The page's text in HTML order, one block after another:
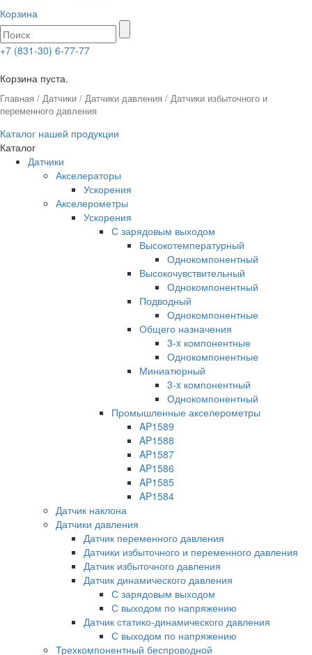
Корзина
+7 (831-30) 6-77-77
Корзина пуста.
Главная / Датчики / Датчики давления / Датчики избыточного и
переменного давления
Каталог нашей продукции
Каталог
Датчики
Акселераторы
Ускорения
Акселерометры
Ускорения
С зарядовым выходом
Высокотемпературный
Однокомпонентный
Высокочувствительный
Однокомпонентный
Подводный
Однокомпонентные
Общего назначения
3-x компонентные
Однокомпонентные
Миниатюрный
3-x компонентный
Однокомпонентный
Промышленные акселерометры
AP1589
AP1588
AP1587
AP1586
AP1585
AP1584
Датчик наклона
Датчики давления
Датчик переменного давления
Датчики избыточного и переменного давления
Датчик избыточного давления
Датчик динамического давления
С зарядовым выходом
С выходом по напряжению
Датчик статико-динамического давления
С выходом по напряжению
Трехкомпонентный беспроводной